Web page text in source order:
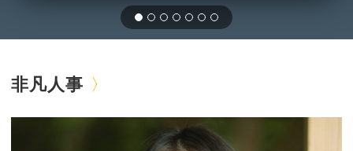
非凡人事